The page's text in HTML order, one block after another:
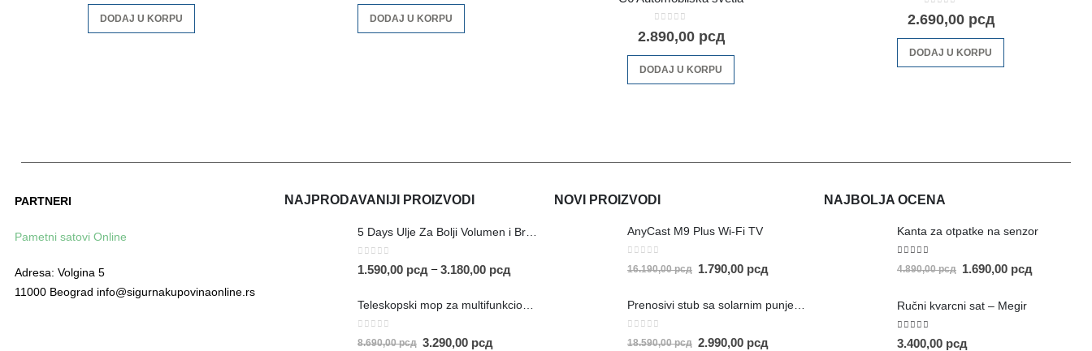
DODAJ U KORPU DODAJ U KORPU
2.890,00 рсд
DODAJ U KORPU
0out of 5
2.690,00 рсд
DODAJ U KORPU
PARTNERI
Pametni satovi Online
Adresa: Volgina 5
11000 Beograd info@sigurnakupovinaonline.rs
NAJPRODAVANIJI PROIZVODI
0 out of 5
1.590,00 рсд – 3.180,00 рсд
Teleskopski mop za multifunkcionalno čišćenje
0 out of 5
8.690,00рсд 3.290,00 рсд
NOVI PROIZVODI
AnyCast M9 Plus Wi-Fi TV
0 out of 5
16.190,00рсд 1.790,00 рсд
Prenosivi stub sa solarnim punjenjem
0 out of 5
18.590,00рсд 2.990,00 рсд
NAJBOLJA OCENA
Kanta za otpatke na senzor
5.00out of 5
4.890,00рсд 1.690,00 рсд
Ručni kvarcni sat – Megir
5.00out of 5
3.400,00 рсд